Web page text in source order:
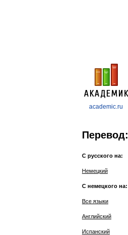
academic.ru
Перевод:
С русского на:
Немецкий
С немецкого на:
Все языки
Английский
Испанский